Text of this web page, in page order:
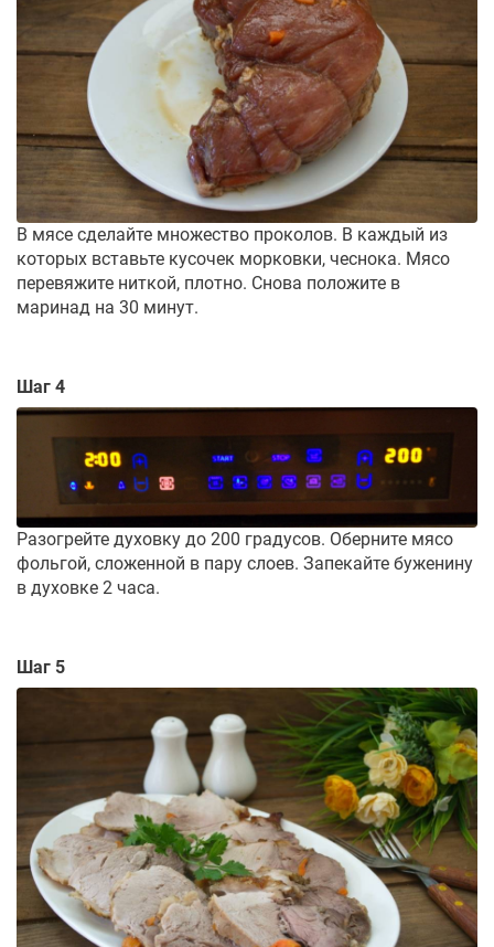
В мясе сделайте множество проколов. В каждый из
которых вставьте кусочек морковки, чеснока. Мясо
перевяжите ниткой, плотно. Снова положите в
маринад на 30 минут.
Шаг 4
Разогрейте духовку до 200 градусов. Оберните мясо
фольгой, сложенной в пару слоев. Запекайте буженину
в духовке 2 часа.
Шаг 5